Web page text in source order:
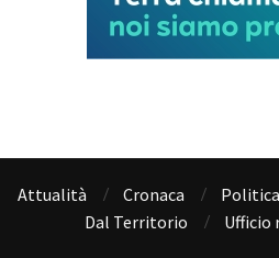
Attualità Cronaca Politica
Dal Territorio
Ufficio